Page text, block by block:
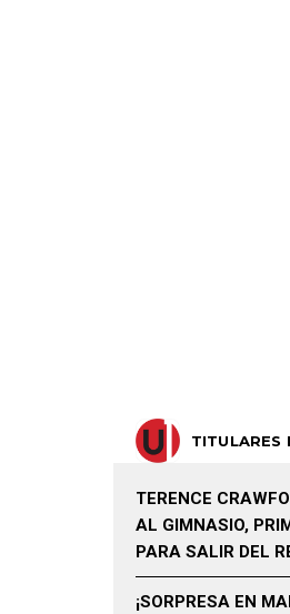
TITULARES
TERENCE
AL GIMNASIO,
PARA SALIR DEL
¡SORPRESA EN